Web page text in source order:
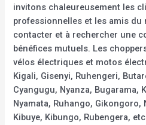
invitons chaleureusement les
professionnelles et les amis du
contacter et à rechercher une
bénéfices mutuels. Les
vélos électriques et motos
Kigali, Gisenyi, Ruhengeri,
Cyangugu, Nyanza, Bugarama,
Nyamata, Ruhango, Gikongoro,
Kibuye, Kibungo, Rubengera,